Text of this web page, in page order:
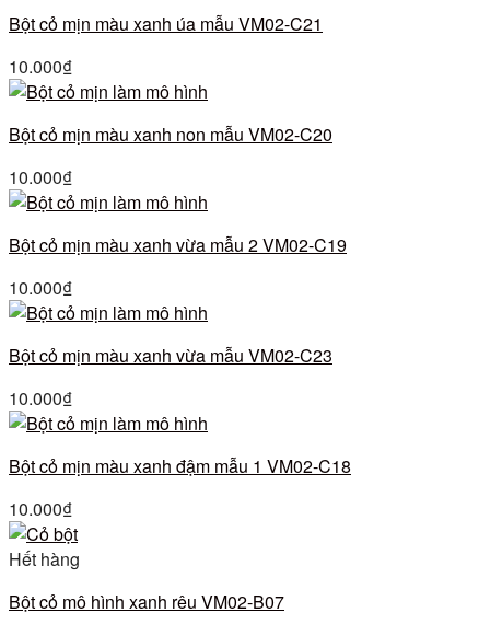
Bột cỏ mịn màu xanh úa mẫu VM02-C21
10.000₫
Bột cỏ mịn màu xanh non mẫu VM02-C20
10.000₫
Bột cỏ mịn màu xanh vừa mẫu 2 VM02-C19
10.000₫
Bột cỏ mịn màu xanh vừa mẫu VM02-C23
10.000₫
Bột cỏ mịn màu xanh đậm mẫu 1 VM02-C18
10.000₫
Hết hàng
Bột cỏ mô hình xanh rêu VM02-B07